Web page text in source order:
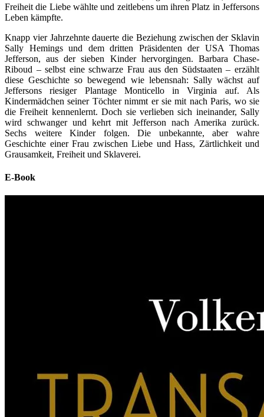
Freiheit die Liebe wählte und zeitlebens um ihren Platz in Jeffersons
Leben kämpfte.
Knapp vier Jahrzehnte dauerte die Beziehung zwischen der Sklavin
Sally Hemings und dem dritten Präsidenten der USA Thomas
Jefferson, aus der sieben Kinder hervorgingen. Barbara Chase-
Riboud – selbst eine schwarze Frau aus den Südstaaten – erzählt
diese Geschichte so bewegend wie lebensnah: Sally wächst auf
Jeffersons riesiger Plantage Monticello in Virginia auf. Als
Kindermädchen seiner Töchter nimmt er sie mit nach Paris, wo sie
die Freiheit kennenlernt. Doch sie verlieben sich ineinander, Sally
wird schwanger und kehrt mit Jefferson nach Amerika zurück.
Sechs weitere Kinder folgen. Die unbekannte, aber wahre
Geschichte einer Frau zwischen Liebe und Hass, Zärtlichkeit und
Grausamkeit, Freiheit und Sklaverei.
E-Book